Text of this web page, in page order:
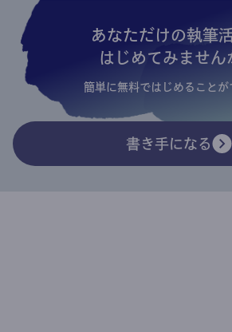
あなただけの執筆
はじめてみません
簡単に無料ではじめることが
書き手になる